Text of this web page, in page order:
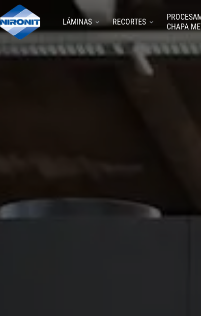
LÁMINAS RECORTES
CHAPA